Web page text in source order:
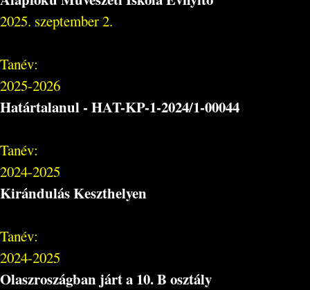
2025. szeptember 2.
Tanév:
2025-2026
Határtalanul - HAT-KP-1-2024/1-00044
Tanév:
2024-2025
Kirándulás Keszthelyen
Tanév:
2024-2025
Olaszroszágban járt a 10. B osztály